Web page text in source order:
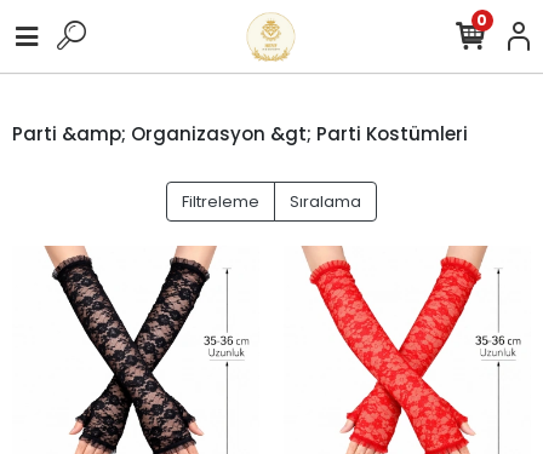
0
Parti &amp; Organizasyon &gt; Parti Kostümleri
Filtreleme Sıralama